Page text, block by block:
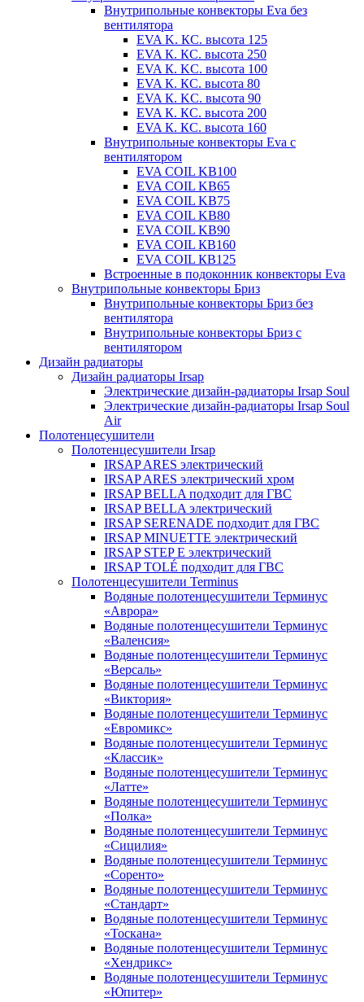
Внутрипольные конвекторы Eva без
вентилятора
EVA K. КС. высота 125
EVA К. КС. высота 250
EVA К. KС. высота 100
EVA К. КС. высота 80
EVA К. KC. высота 90
EVA К. КС. высота 200
EVA К. КС. высота 160
Внутрипольные конвекторы Eva с
вентилятором
EVA COIL KB100
EVA COIL KB65
EVA COIL KB75
EVA COIL KB80
EVA COIL KB90
EVA COIL КВ160
EVA COIL КВ125
Встроенные в подоконник конвекторы Eva
Внутрипольные конвекторы Бриз
Внутрипольные конвекторы Бриз без
вентилятора
Внутрипольные конвекторы Бриз с
вентилятором
Дизайн радиаторы
Дизайн радиаторы Irsap
Электрические дизайн-радиаторы Irsap Soul
Электрические дизайн-радиаторы Irsap Soul
Air
Полотенцесушители
Полотенцесушители Irsap
IRSAP ARES электрический
IRSAP ARES электрический хром
IRSAP BELLA подходит для ГВС
IRSAP BELLA электрический
IRSAP SERENADE подходит для ГВС
IRSAP MINUETTE электрический
IRSAP STEP E электрический
IRSAP TOLÉ подходит для ГВС
Полотенцесушители Terminus
Водяные полотенцесушители Терминус
«Аврора»
Водяные полотенцесушители Терминус
«Валенсия»
Водяные полотенцесушители Терминус
«Версаль»
Водяные полотенцесушители Терминус
«Виктория»
Водяные полотенцесушители Терминус
«Евромикс»
Водяные полотенцесушители Терминус
«Классик»
Водяные полотенцесушители Терминус
«Латте»
Водяные полотенцесушители Терминус
«Полка»
Водяные полотенцесушители Терминус
«Сицилия»
Водяные полотенцесушители Терминус
«Соренто»
Водяные полотенцесушители Терминус
«Стандарт»
Водяные полотенцесушители Терминус
«Тоскана»
Водяные полотенцесушители Терминус
«Хендрикс»
Водяные полотенцесушители Терминус
«Юпитер»